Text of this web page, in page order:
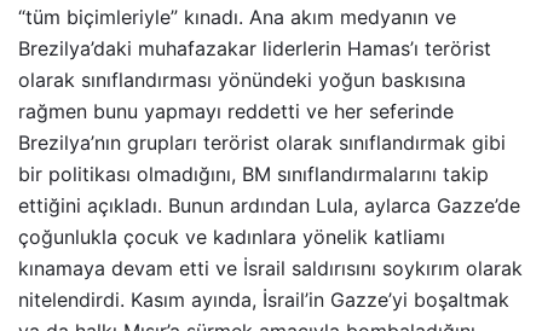
“tüm biçimleriyle” kınadı. Ana akım medyanın ve
Brezilya’daki muhafazakar liderlerin Hamas’ı terörist
olarak sınıflandırması yönündeki yoğun baskısına
rağmen bunu yapmayı reddetti ve her seferinde
Brezilya’nın grupları terörist olarak sınıflandırmak gibi
bir politikası olmadığını, BM sınıflandırmalarını takip
ettiğini açıkladı. Bunun ardından Lula, aylarca Gazze’de
çoğunlukla çocuk ve kadınlara yönelik katliamı
kınamaya devam etti ve İsrail saldırısını soykırım olarak
nitelendirdi. Kasım ayında, İsrail’in Gazze’yi boşaltmak